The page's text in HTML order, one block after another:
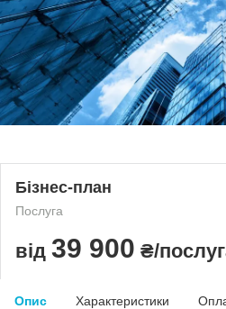
Бізнес-план
Послуга
від 39 900 ₴/
Опис Характеристики